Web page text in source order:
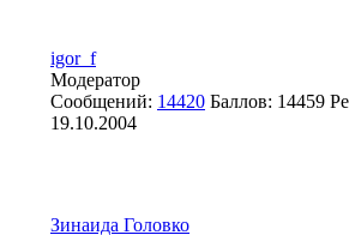
igor_f
Модератор
Сообщений: 14420 Баллов: 14459
19.10.2004
Зинаида Головко